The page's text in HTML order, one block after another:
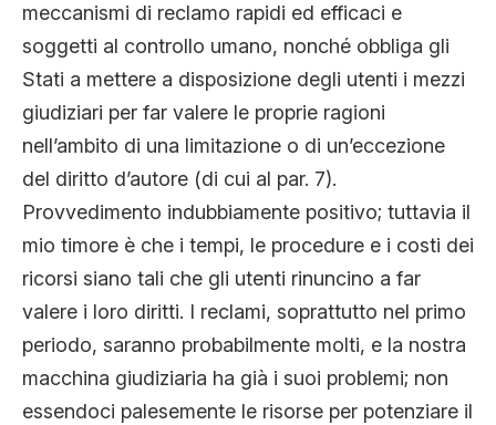
meccanismi di reclamo rapidi ed efficaci e
soggetti al controllo umano, nonché obbliga gli
Stati a mettere a disposizione degli utenti i mezzi
giudiziari per far valere le proprie ragioni
nell’ambito di una limitazione o di un’eccezione
del diritto d’autore (di cui al par. 7).
Provvedimento indubbiamente positivo; tuttavia il
mio timore è che i tempi, le procedure e i costi dei
ricorsi siano tali che gli utenti rinuncino a far
valere i loro diritti. I reclami, soprattutto nel primo
periodo, saranno probabilmente molti, e la nostra
macchina giudiziaria ha già i suoi problemi; non
essendoci palesemente le risorse per potenziare il